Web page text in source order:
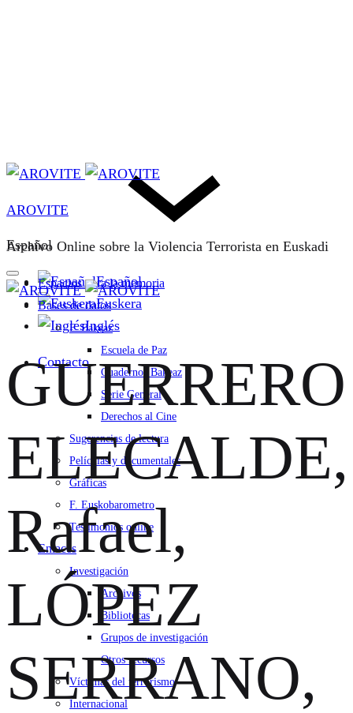
Español
Español
Euskera
Inglés
Contacto
AROVITE
Archivo Online sobre la Violencia Terrorista en Euskadi
Espacios para la memoria
Bases de datos
F. Bakeaz
Escuela de Paz
Cuadernos Bakeaz
Serie General
Derechos al Cine
Sugerencias de lectura
Películas y documentales
Gráficas
F. Euskobarometro
Testimonios online
Enlaces
Investigación
Archivos
Bibliotecas
Grupos de investigación
Otros recursos
Víctimas del terrorismo
Internacional
GUERRERO
ELECALDE,
Rafael,
LÓPEZ
SERRANO,